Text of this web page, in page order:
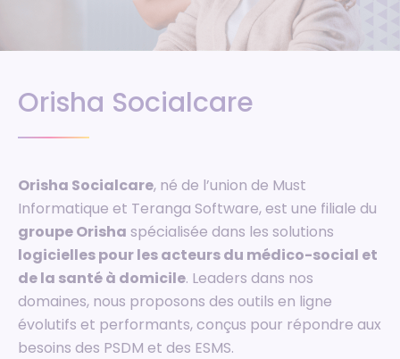
Orisha Socialcare
Orisha Socialcare, né de l’union de Must
Informatique et Teranga Software, est une filiale du
groupe Orisha spécialisée dans les solutions
logicielles pour les acteurs du médico-social et
de la santé à domicile. Leaders dans nos
domaines, nous proposons des outils en ligne
évolutifs et performants, conçus pour répondre aux
besoins des PSDM et des ESMS.